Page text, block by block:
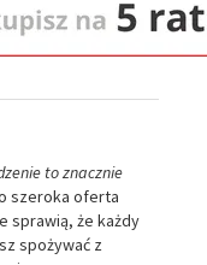
to znacznie
szeroka oferta
sprawią, że każdy
spożywać z